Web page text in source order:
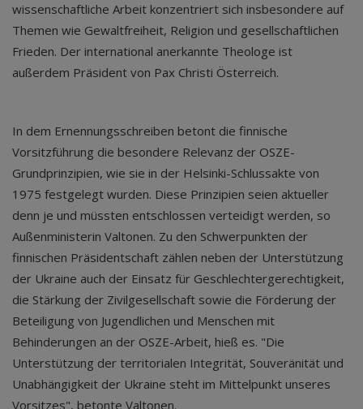
wissenschaftliche Arbeit konzentriert sich insbesondere auf
Themen wie Gewaltfreiheit, Religion und gesellschaftlichen
Frieden. Der international anerkannte Theologe ist
außerdem Präsident von Pax Christi Österreich.
In dem Ernennungsschreiben betont die finnische
Vorsitzführung die besondere Relevanz der OSZE-
Grundprinzipien, wie sie in der Helsinki-Schlussakte von
1975 festgelegt wurden. Diese Prinzipien seien aktueller
denn je und müssten entschlossen verteidigt werden, so
Außenministerin Valtonen. Zu den Schwerpunkten der
finnischen Präsidentschaft zählen neben der Unterstützung
der Ukraine auch der Einsatz für Geschlechtergerechtigkeit,
die Stärkung der Zivilgesellschaft sowie die Förderung der
Beteiligung von Jugendlichen und Menschen mit
Behinderungen an der OSZE-Arbeit, hieß es. "Die
Unterstützung der territorialen Integrität, Souveränität und
Unabhängigkeit der Ukraine steht im Mittelpunkt unseres
Vorsitzes", betonte Valtonen.